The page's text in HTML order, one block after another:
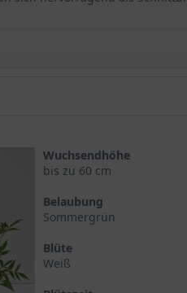
für Astilbe arendsii
und Substrat
der Pracht-Spiere 'Weiße
von Astilbe arendsii 'Weiße
Gloria' im Beet
Wuchsendhöhe
bis zu 60 cm
Belaubung
Sommergrün
Blüte
Weiß